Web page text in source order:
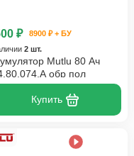
₽
8900 ₽ + БУ
2 шт.
Mutlu 80 Ач
обр пол
Купить